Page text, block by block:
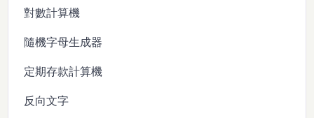
對數計算機
隨機字母生成器
定期存款計算機
反向文字